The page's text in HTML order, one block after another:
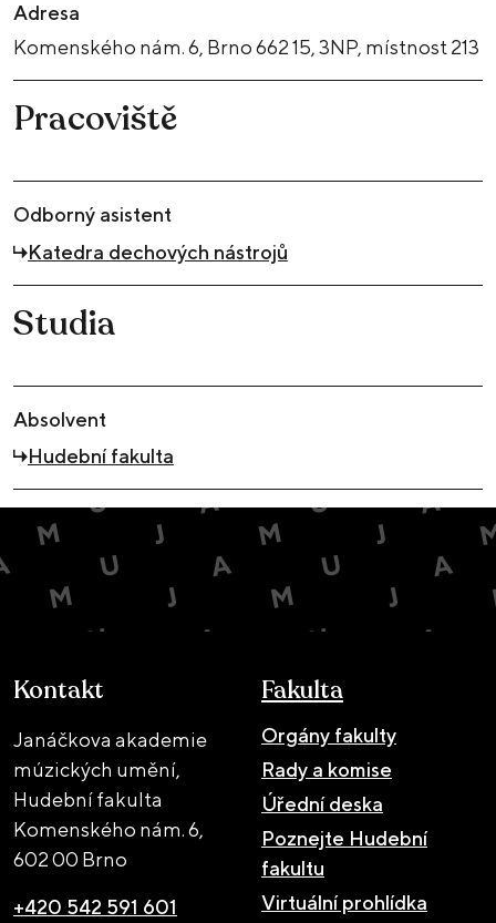
Adresa
Komenského nám. 6, Brno 662 15, 3NP, místnost 213
Pracoviště
Odborný asistent
Katedra dechových nástrojů
Studia
Absolvent
Hudební fakulta
Kontakt
Janáčkova akademie
múzických umění,
Hudební fakulta
Komenského nám. 6,
602 00 Brno
+420 542 591 601
Fakulta
Orgány fakulty
Rady a komise
Úřední deska
Poznejte Hudební
fakultu
Virtuální prohlídka